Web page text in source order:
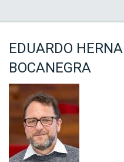
EDUARDO
BOCANEGRA